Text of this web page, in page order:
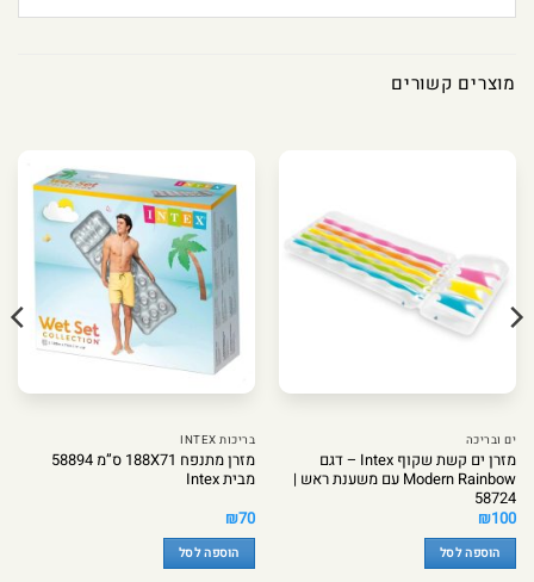
מוצרים קשורים
ים ובריכה
מזרן ים קשת שקוף Intex – דגם
Modern Rainbow עם משענת ראש |
58724
₪100
הוספה לסל
בריכות INTEX
מזרן מתנפח 188X71 ס”מ 58894
מבית Intex
₪70
הוספה לסל